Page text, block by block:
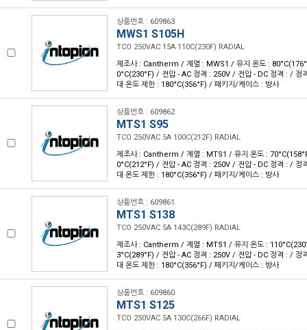
상품번호 : 609863
MWS1 S105H
TCO 250VAC 15A 110C(230F) RADIAL
제조사 : Cantherm / 계열 : MWS1 / 유지 온도 :
0°C(230°F) / 전압 - AC 정격 : 250V / 전압 - DC 정격 : / 정
대 온도 제한 : 180°C(356°F) / 패키지/케이스 : 방사
상품번호 : 609862
MTS1 S95
TCO 250VAC 5A 100C(212F) RADIAL
제조사 : Cantherm / 계열 : MTS1 / 유지 온도 :
0°C(212°F) / 전압 - AC 정격 : 250V / 전압 - DC 정격 : / 정
대 온도 제한 : 180°C(356°F) / 패키지/케이스 : 방사
상품번호 : 609861
MTS1 S138
TCO 250VAC 5A 143C(289F) RADIAL
제조사 : Cantherm / 계열 : MTS1 / 유지 온도 :
3°C(289°F) / 전압 - AC 정격 : 250V / 전압 - DC 정격 : / 정
대 온도 제한 : 180°C(356°F) / 패키지/케이스 : 방사
상품번호 : 609860
MTS1 S125
TCO 250VAC 5A 130C(266F) RADIAL